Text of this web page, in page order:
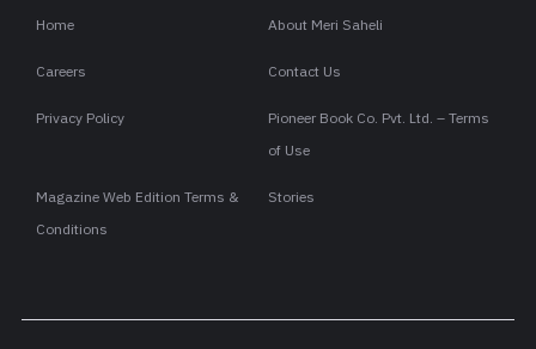
Home About Meri Saheli
Careers Contact Us
Privacy Policy
Pioneer Book Co. Pvt. Ltd. – Terms
of Use
Magazine Web Edition Terms &
Conditions
Stories